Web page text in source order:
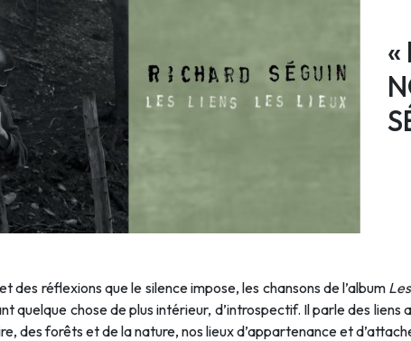
«
des réflexions que le silence impose, les chansons de l’album
quelque chose de plus intérieur, d’introspectif. Il parle des
des forêts et de la nature, nos lieux d’appartenance et